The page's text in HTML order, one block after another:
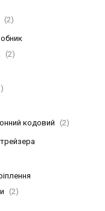
2
2
кодовий
2
2